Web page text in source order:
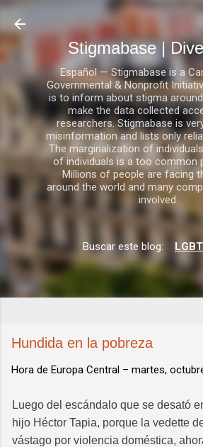
Ir al contenido
Stigmabase |
Español — Stigmabase is a
Governmental & Nonprofit
is to inform about stigma
make the data collected
researchers. Stigmabase is
misinformation and lists only
The marginalization of
of individuals is a too common
Millions of people are facing
around the world and many
involved.
Buscar este blog:
Hundida en la pobreza
Hora de Europa Central – martes,
Luego del escándalo que se desató
hijo Héctor Tapia, porque la vedette
vástago por violencia doméstica,